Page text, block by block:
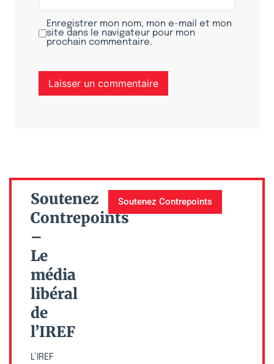
Enregistrer mon nom, mon e-mail et mon
site dans le navigateur pour mon
prochain commentaire.
Soutenez
Contrepoints
–
Le
média
libéral
de
l’IREF
L’IREF
Soutenez Contrepoints